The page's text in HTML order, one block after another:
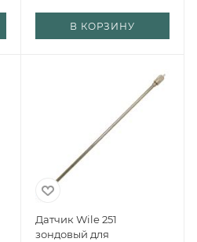
В КОРЗИНУ
Датчик Wile 251
зондовый для